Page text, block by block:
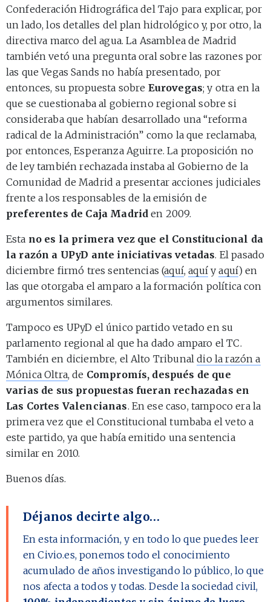
Confederación Hidrográfica del Tajo para explicar, por
un lado, los detalles del plan hidrológico y, por otro, la
directiva marco del agua. La Asamblea de Madrid
también vetó una pregunta oral sobre las razones por
las que Vegas Sands no había presentado, por
entonces, su propuesta sobre Eurovegas; y otra en la
que se cuestionaba al gobierno regional sobre si
consideraba que habían desarrollado una “reforma
radical de la Administración” como la que reclamaba,
por entonces, Esperanza Aguirre. La proposición no
de ley también rechazada instaba al Gobierno de la
Comunidad de Madrid a presentar acciones judiciales
frente a los responsables de la emisión de
preferentes de Caja Madrid en 2009.
Esta no es la primera vez que el Constitucional da
la razón a UPyD ante iniciativas vetadas. El pasado
diciembre firmó tres sentencias (aquí,aquíyaquí) en
las que otorgaba el amparo a la formación política con
argumentos similares.
Tampoco es UPyD el único partido vetado en su
parlamento regional al que ha dado amparo el TC.
También en diciembre, el Alto Tribunaldio la razón a
Mónica Oltra, de Compromís, después de que
varias de sus propuestas fueran rechazadas en
Las Cortes Valencianas. En ese caso, tampoco era la
primera vez que el Constitucional tumbaba el veto a
este partido, ya que había emitido una sentencia
similar en 2010.
Buenos días.
Déjanos decirte algo…
En esta información, y en todo lo que puedes leer
en Civio.es, ponemos todo el conocimiento
acumulado de años investigando lo público, lo que
nos afecta a todos y todas. Desde la sociedad civil,